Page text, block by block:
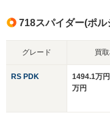
718スパイダー(ポ
グレード 買
RS PDK
1494.1万
万円